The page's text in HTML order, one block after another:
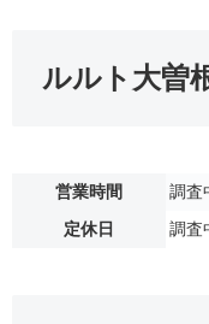
ルルト大曽
営業時間
調査
定休日
調査